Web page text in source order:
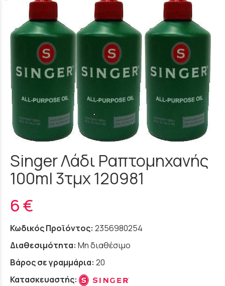
Singer Λάδι Ραπτομηχανής
100ml 3τμχ 120981
6 €
Κωδικός Προϊόντος: 2356980254
Διαθεσιμότητα: Μη διαθέσιμο
Βάρος σε γραμμάρια: 20
Κατασκευαστής: